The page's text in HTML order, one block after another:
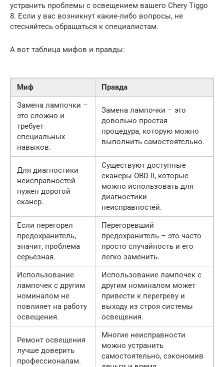
устранить проблемы с освещением вашего Chery Tiggo
8. Если у вас возникнут какие-либо вопросы, не
стесняйтесь обращаться к специалистам.
А вот таблица мифов и правды:
Миф
Правда
Замена лампочки –
это сложно и
требует
специальных
навыков.
Замена лампочки – это
довольно простая
процедура, которую можно
выполнить самостоятельно.
Для диагностики
неисправностей
нужен дорогой
сканер.
Существуют доступные
сканеры OBD II, которые
можно использовать для
диагностики
неисправностей.
Если перегорел
предохранитель,
значит, проблема
серьезная.
Перегоревший
предохранитель – это часто
просто случайность и его
легко заменить.
Использование
лампочек с другим
номиналом не
повлияет на работу
освещения.
Использование лампочек с
другим номиналом может
привести к перегреву и
выходу из строя системы
освещения.
Ремонт освещения
лучше доверить
профессионалам.
Многие неисправности
можно устранить
самостоятельно, сэкономив